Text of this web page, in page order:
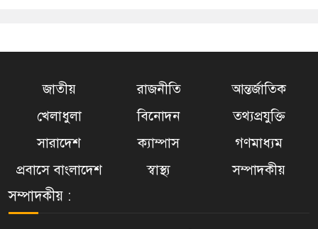
জাতীয় রাজনীতি
আন্তর্জাতিক
খেলাধুলা
বিনোদন
তথ্যপ্রযুক্তি
সারাদেশ
ক্যাম্পাস
গণমাধ্যম
প্রবাসে বাংলাদেশ
স্বাস্থ্য সম্পাদকীয়
সম্পাদকীয় :